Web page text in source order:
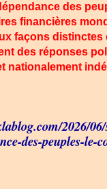
des
financières
façons distinctes
des réponses
nationalement
2026/
des-peuples-le-